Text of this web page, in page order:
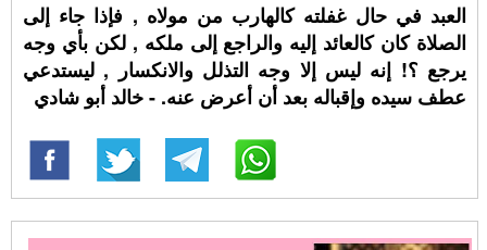
العبد في حال غفلته كالهارب من مولاه , فإذا جاء إلى
الصلاة كان كالعائد إليه والراجع إلى ملكه , لكن بأي وجه
يرجع ؟! إنه ليس إلا وجه التذلل والانكسار , ليستدعي
عطف سيده وإقباله بعد أن أعرض عنه. - خالد أبو شادي